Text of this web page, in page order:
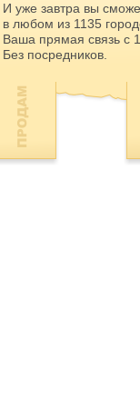
И уже завтра вы
в любом из 1135
Ваша прямая связь с
Без посредников.